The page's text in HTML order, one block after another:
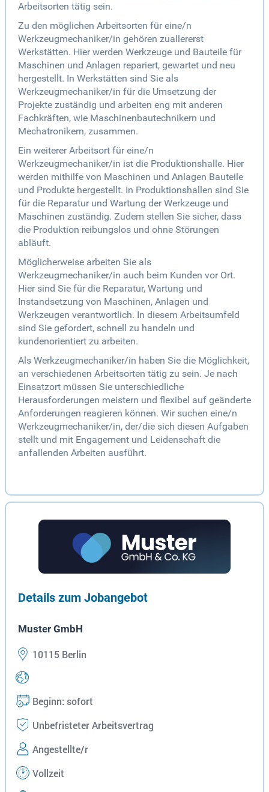
Arbeitsorten tätig sein.
Zu den möglichen Arbeitsorten für eine/n
Werkzeugmechaniker/in gehören zuallererst
Werkstätten. Hier werden Werkzeuge und Bauteile für
Maschinen und Anlagen repariert, gewartet und neu
hergestellt. In Werkstätten sind Sie als
Werkzeugmechaniker/in für die Umsetzung der
Projekte zuständig und arbeiten eng mit anderen
Fachkräften, wie Maschinenbautechnikern und
Mechatronikern, zusammen.
Ein weiterer Arbeitsort für eine/n
Werkzeugmechaniker/in ist die Produktionshalle. Hier
werden mithilfe von Maschinen und Anlagen Bauteile
und Produkte hergestellt. In Produktionshallen sind Sie
für die Reparatur und Wartung der Werkzeuge und
Maschinen zuständig. Zudem stellen Sie sicher, dass
die Produktion reibungslos und ohne Störungen
abläuft.
Möglicherweise arbeiten Sie als
Werkzeugmechaniker/in auch beim Kunden vor Ort.
Hier sind Sie für die Reparatur, Wartung und
Instandsetzung von Maschinen, Anlagen und
Werkzeugen verantwortlich. In diesem Arbeitsumfeld
sind Sie gefordert, schnell zu handeln und
kundenorientiert zu arbeiten.
Als Werkzeugmechaniker/in haben Sie die Möglichkeit,
an verschiedenen Arbeitsorten tätig zu sein. Je nach
Einsatzort müssen Sie unterschiedliche
Herausforderungen meistern und flexibel auf geänderte
Anforderungen reagieren können. Wir suchen eine/n
Werkzeugmechaniker/in, der/die sich diesen Aufgaben
stellt und mit Engagement und Leidenschaft die
anfallenden Arbeiten ausführt.
Details zum Jobangebot
Muster GmbH
10115 Berlin
Beginn: sofort
Unbefristeter Arbeitsvertrag
Angestellte/r
Vollzeit